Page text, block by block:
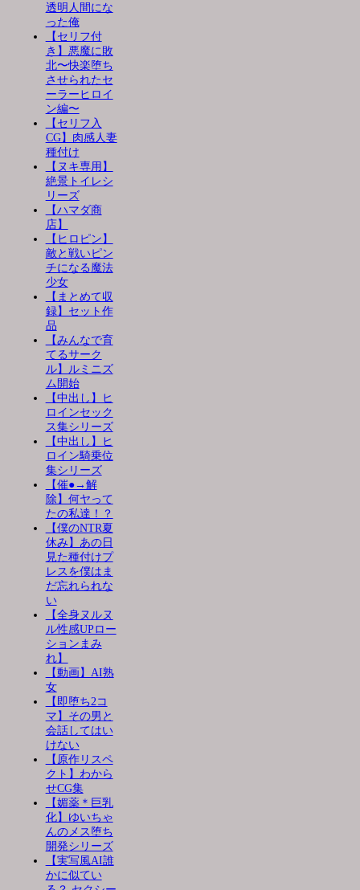
透明人間にな
った俺
【セリフ付
き】悪魔に敗
北〜快楽堕ち
させられたセ
ーラーヒロイ
ン編〜
【セリフ入
CG】肉感人妻
種付け
【ヌキ専用】
絶景トイレシ
リーズ
【ハマダ商
店】
【ヒロピン】
敵と戦いピン
チになる魔法
少女
【まとめて収
録】セット作
品
【みんなで育
てるサーク
ル】ルミニズ
ム開始
【中出し】ヒ
ロインセック
ス集シリーズ
【中出し】ヒ
ロイン騎乗位
集シリーズ
【催●→解
除】何ヤって
たの私達！？
【僕のNTR夏
休み】あの日
見た種付けプ
レスを僕はま
だ忘れられな
い
【全身ヌルヌ
ル性感UPロー
ションまみ
れ】
【動画】AI熟
女
【即堕ち2コ
マ】その男と
会話してはい
けない
【原作リスペ
クト】わから
せCG集
【媚薬＊巨乳
化】ゆいちゃ
んのメス堕ち
開発シリーズ
【実写風AI誰
かに似てい